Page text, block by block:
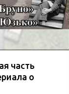
часть
о